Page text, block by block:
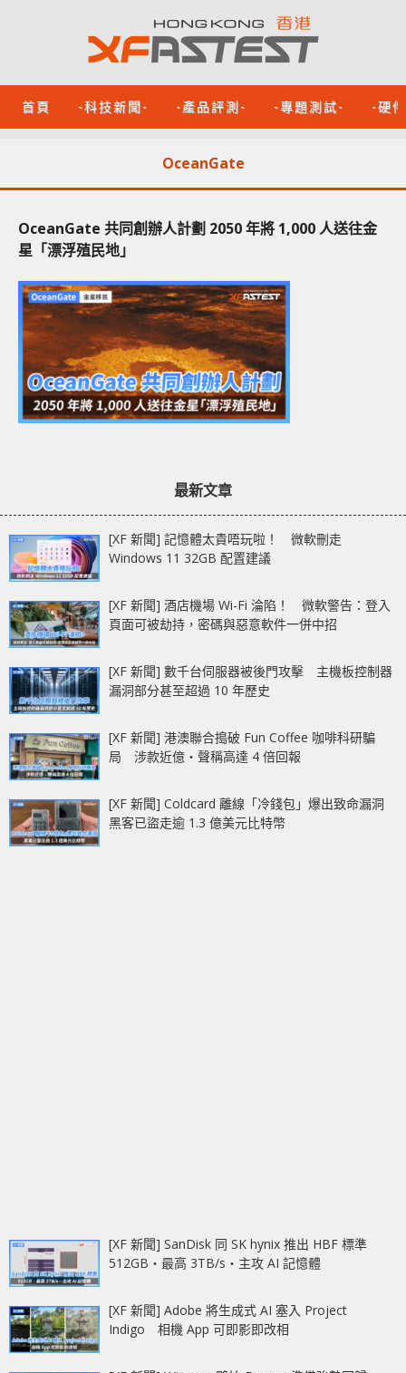
首頁 -科技新聞- -產品評測- -專題測試- -硬
OceanGate
OceanGate 共同創辦人計劃 2050 年將 1,000 人送往金
星「漂浮殖民地」
最新文章
[XF 新聞] 記憶體太貴唔玩啦！ 微軟刪走
Windows 11 32GB 配置建議
[XF 新聞] 酒店機場 Wi-Fi 淪陷！ 微軟警告：登入
頁面可被劫持，密碼與惡意軟件一併中招
[XF 新聞] 數千台伺服器被後門攻擊 主機板控制器
漏洞部分甚至超過 10 年歷史
[XF 新聞] 港澳聯合搗破 Fun Coffee 咖啡科研騙
局 涉款近億‧聲稱高達 4 倍回報
[XF 新聞] Coldcard 離線「冷錢包」爆出致命漏洞
黑客已盜走逾 1.3 億美元比特幣
[XF 新聞] SanDisk 同 SK hynix 推出 HBF 標準
512GB‧最高 3TB/s‧主攻 AI 記憶體
[XF 新聞] Adobe 將生成式 AI 塞入 Project
Indigo 相機 App 可即影即改相